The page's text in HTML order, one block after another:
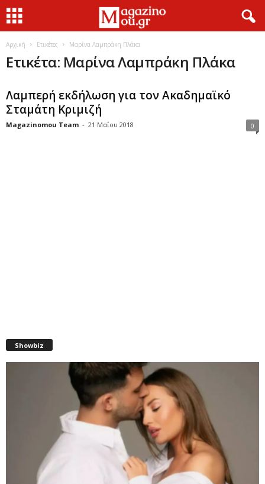
Αρχική Ετικέτες Μαρίνα Λαμπράκη Πλάκα
Ετικέτα: Μαρίνα Λαμπράκη Πλάκα
Λαμπερή εκδήλωση για τον Ακαδημαϊκό
Σταμάτη Κριμιζή
Magazinomou Team - 21 Μαΐου 2018 0
Showbiz